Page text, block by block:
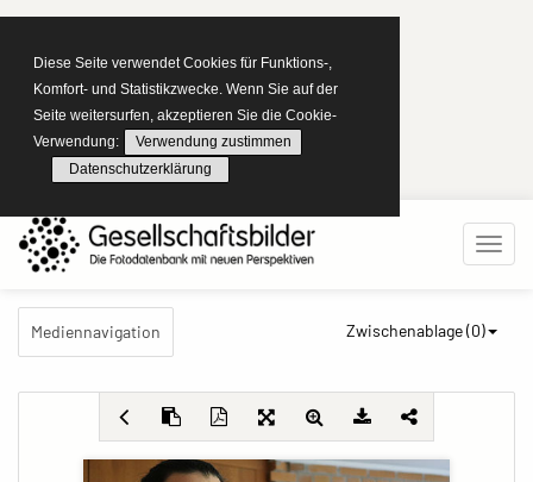
Diese Seite verwendet Cookies für Funktions-,
Komfort- und Statistikzwecke. Wenn Sie auf der
Seite weitersurfen, akzeptieren Sie die Cookie-
Verwendung:
Verwendung zustimmen
Datenschutzerklärung
Mediennavigation Zwischenablage (0)